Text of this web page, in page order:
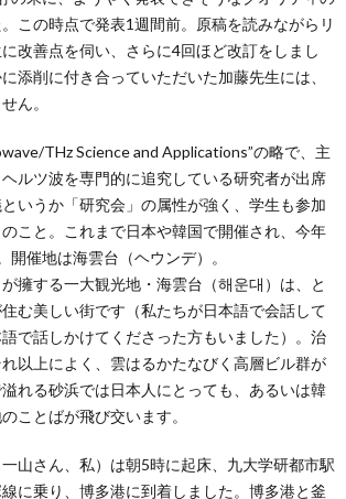
この時点で発表1週間前。原稿を読みながらリ
改善点を伺い、さらに4回ほど改訂をしまし
添削に付き合っていただいた加藤先生には、
ん。
THz Science and Applications”の略で、主
ルツ波を専門的に追究している研究者が出席
いうか「研究会」の属性が強く、学生も参加
こと。これまで日本や韓国で開催され、今年
開催地は海雲台（ヘウンデ）。
擁する一大観光地・海雲台（해운대）は、と
む美しい街です（私たちが日本語で会話して
で話しかけてくださった方もいました）。治
以上によく、雲はるかたなびく高層ビル群が
れる砂浜では日本人にとっても、あるいは韓
ことばが飛び交います。
山さん、私）は朝5時に起床、九大学研都市駅
に乗り、博多港に到着しました。博多港と釜